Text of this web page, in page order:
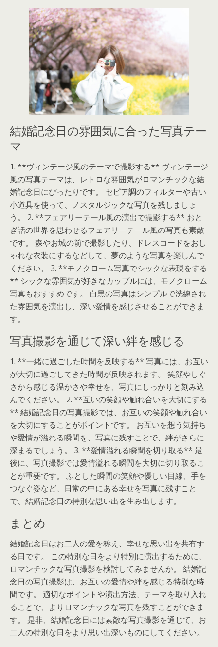
結婚記念日の雰囲気に合った写真テー
マ
1. **ヴィンテージ風のテーマで撮影する** ヴィンテージ
風の写真テーマは、レトロな雰囲気がロマンチックな結
婚記念日にぴったりです。 セピア調のフィルターや古い
小道具を使って、ノスタルジックな写真を残しましょ
う。 2. **フェアリーテール風の演出で撮影する** おと
ぎ話の世界を思わせるフェアリーテール風の写真も素敵
です。 森やお城の前で撮影したり、ドレスコードをおし
ゃれな衣装にするなどして、夢のような写真を楽しんで
ください。 3. **モノクローム写真でシックな表現をする
** シックな雰囲気が好きなカップルには、モノクローム
写真もおすすめです。 白黒の写真はシンプルで洗練され
た雰囲気を演出し、深い愛情を感じさせることができま
す。
写真撮影を通じて深い絆を感じる
1. **一緒に過ごした時間を反映する** 写真には、お互い
が大切に過ごしてきた時間が反映されます。 笑顔やしぐ
さから感じる温かさや幸せを、写真にしっかりと刻み込
んでください。 2. **互いの笑顔や触れ合いを大切にする
** 結婚記念日の写真撮影では、お互いの笑顔や触れ合い
を大切にすることがポイントです。 お互いを想う気持ち
や愛情が溢れる瞬間を、写真に残すことで、絆がさらに
深まるでしょう。 3. **愛情溢れる瞬間を切り取る** 最
後に、写真撮影では愛情溢れる瞬間を大切に切り取るこ
とが重要です。 ふとした瞬間の笑顔や優しい目線、手を
つなぐ姿など、日常の中にある幸せを写真に残すこと
で、結婚記念日の特別な思い出を生み出します。
まとめ
結婚記念日はお二人の愛を称え、幸せな思い出を共有す
る日です。 この特別な日をより特別に演出するために、
ロマンチックな写真撮影を検討してみませんか。 結婚記
念日の写真撮影は、お互いの愛情や絆を感じる特別な時
間です。 適切なポイントや演出方法、テーマを取り入れ
ることで、よりロマンチックな写真を残すことができま
す。 是非、結婚記念日には素敵な写真撮影を通じて、お
二人の特別な日をより思い出深いものにしてください。